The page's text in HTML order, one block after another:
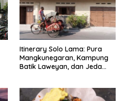
Itinerary Solo Lama: Pura
Mangkunegaran, Kampung
Batik Laweyan, dan Jeda